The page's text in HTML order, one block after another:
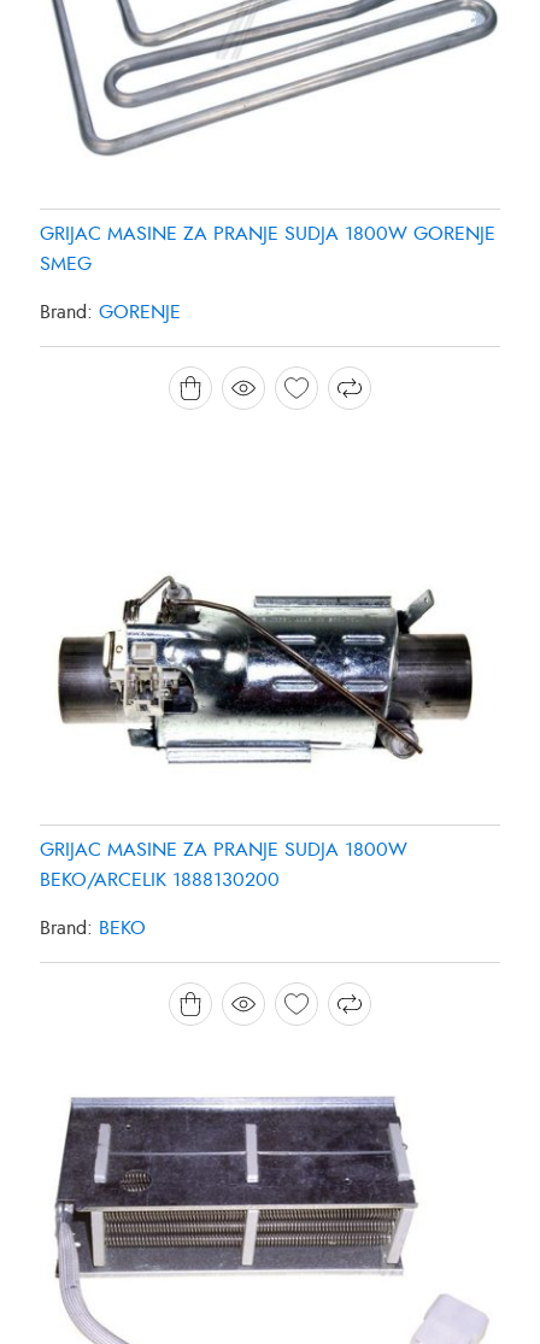
GRIJAC MASINE ZA PRANJE SUDJA 1800W GORENJE
SMEG
Brand: GORENJE
GRIJAC MASINE ZA PRANJE SUDJA 1800W
BEKO/ARCELIK 1888130200
Brand: BEKO